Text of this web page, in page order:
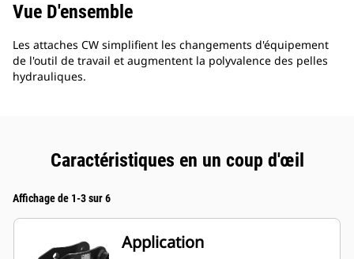
Vue D'ensemble
Les attaches CW simplifient les changements d'équipement
de l'outil de travail et augmentent la polyvalence des pelles
hydrauliques.
Caractéristiques en un coup d'œil
Affichage de 1-3 sur 6
Application